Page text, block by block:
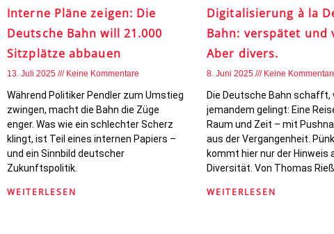
Interne Pläne zeigen: Die
Deutsche Bahn will 21.000
Sitzplätze abbauen
13. Juli 2025 Keine Kommentare
Während Politiker Pendler zum Umstieg
zwingen, macht die Bahn die Züge
enger. Was wie ein schlechter Scherz
klingt, ist Teil eines internen Papiers –
und ein Sinnbild deutscher
Zukunftspolitik.
WEITERLESEN
Digitalisierung à la
Bahn: verspätet und
Aber divers.
8. Juni 2025 Keine
Die Deutsche Bahn schafft,
jemandem gelingt: Eine
Raum und Zeit – mit
aus der Vergangenheit.
kommt hier nur der Hinweis
Diversität. Von Thomas
WEITERLESEN